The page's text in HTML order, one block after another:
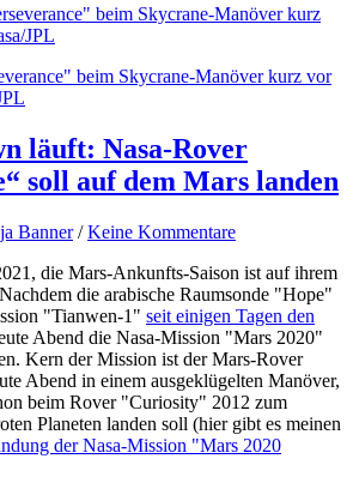
beim Skycrane-Manöver kurz vor
läuft: Nasa-Rover
soll auf dem Mars landen
Banner /Keine Kommentare
die Mars-Ankunfts-Saison ist auf ihrem
die arabische Raumsonde "Hope"
"Tianwen-1" seit einigen Tagen den
Abend die Nasa-Mission "Mars 2020"
Kern der Mission ist der Mars-Rover
Abend in einem ausgeklügelten Manöver,
beim Rover "Curiosity" 2012 zum
Planeten landen soll (hier gibt es meinen
der Nasa-Mission "Mars 2020